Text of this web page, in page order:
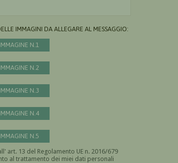
IMMAGINI DA ALLEGARE AL MESSAGGIO:
N.1
N.2
N.3
N.4
N.5
art. 13 del Regolamento UE n. 2016/679
acconsento al trattamento dei miei dati personali
Devi dare il consenso